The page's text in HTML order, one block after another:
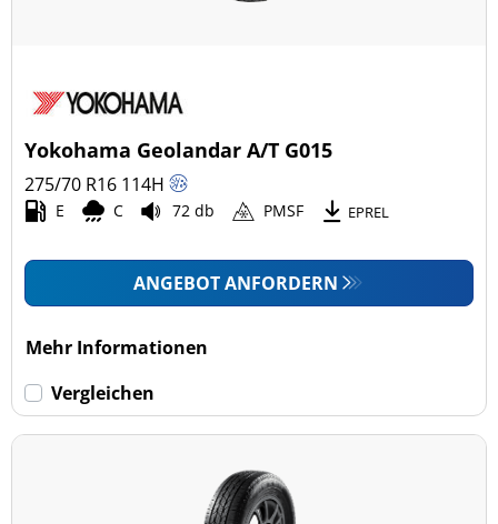
Yokohama Geolandar A/T G015
275/70 R16 114H
E C 72 db PMSF EPREL
ANGEBOT ANFORDERN
Mehr Informationen
Vergleichen